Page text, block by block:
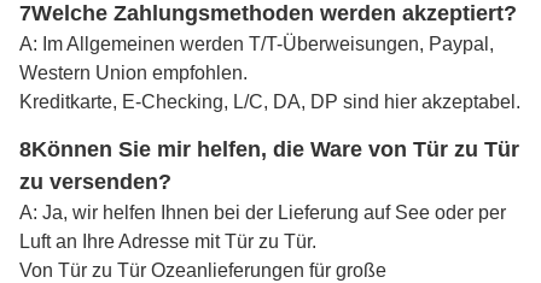
7Welche Zahlungsmethoden werden akzeptiert?
A: Im Allgemeinen werden T/T-Überweisungen, Paypal,
Western Union empfohlen.
Kreditkarte, E-Checking, L/C, DA, DP sind hier akzeptabel.
8Können Sie mir helfen, die Ware von Tür zu Tür
zu versenden?
A: Ja, wir helfen Ihnen bei der Lieferung auf See oder per
Luft an Ihre Adresse mit Tür zu Tür.
Von Tür zu Tür Ozeanlieferungen für große